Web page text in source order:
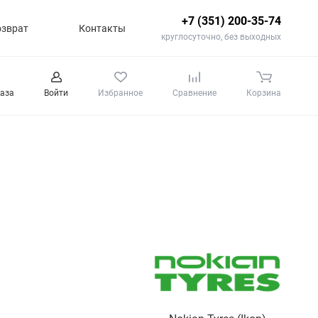
Контакты
+7 (351) 200-35-74
круглосуточно, без выходных
Войти Избранное Сравнение Корзина